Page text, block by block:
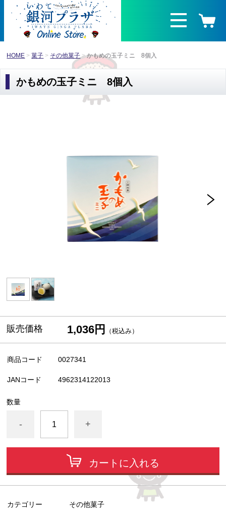
HOME 菓子 その他菓子 かもめの玉子ミニ 8個入
かもめの玉子ミニ 8個入
販売価格 1,036円 （税込み）
商品コード 0027341
JANコード 4962314122013
数量
- +
カートに入れる
カテゴリー その他菓子